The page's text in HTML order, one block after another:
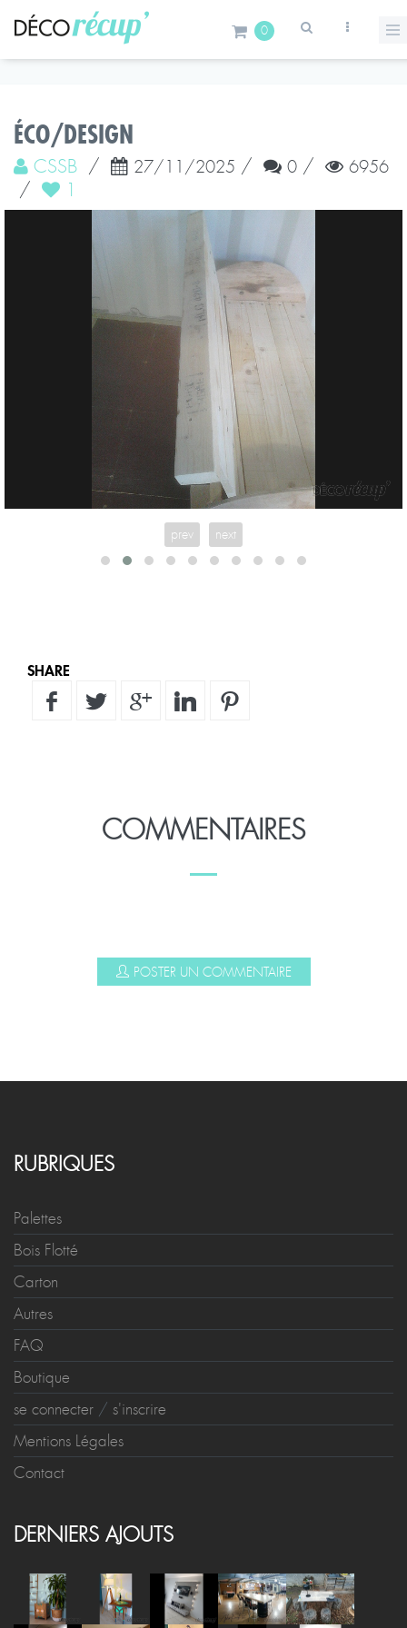
0
ÉCO/DESIGN
CSSB / 27/11/2025 / 0 / 6956
/ 1
prev next
SHARE
COMMENTAIRES
POSTER UN COMMENTAIRE
RUBRIQUES
Palettes
Bois Flotté
Carton
Autres
FAQ
Boutique
se connecter / s'inscrire
Mentions Légales
Contact
DERNIERS AJOUTS